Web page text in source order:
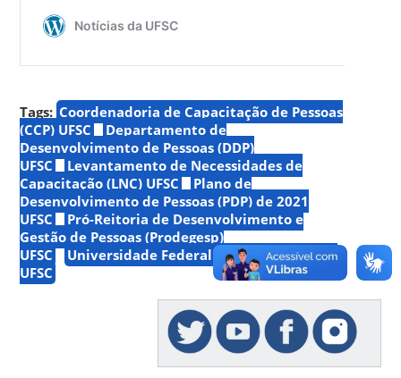
Tags: Coordenadoria de Capacitação de Pessoas
(CCP) UFSC
Departamento de
Desenvolvimento de Pessoas (DDP)
UFSC
Levantamento de Necessidades de
Capacitação (LNC) UFSC
Plano de
Desenvolvimento de Pessoas (PDP) de 2021
UFSC
Pró-Reitoria de Desenvolvimento e
Gestão de Pessoas (Prodegesp)
UFSC
Universidade Federal de Santa Catarina
UFSC